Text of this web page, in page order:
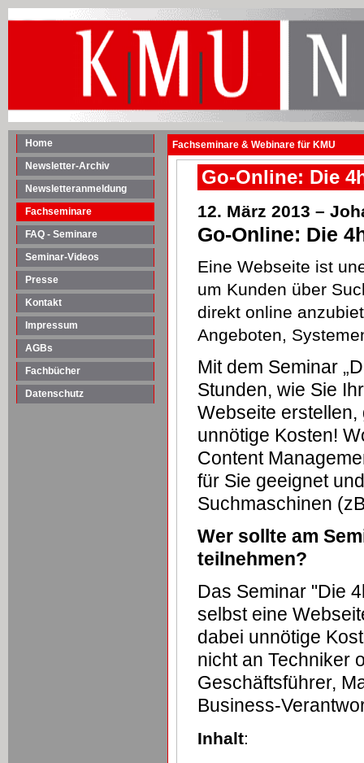
Home
Newsletter-Archiv
Newsletteranmeldung
Fachseminare
FAQ - Seminare
Seminar-Videos
Presse
Kontakt
Impressum
AGBs
Fachbücher
Datenschutz
Fachseminare & Webinare für KMU
Go-Online: Die
12. März 2013 –
Go-Online: Die
Eine Webseite ist
um Kunden über
direkt online
Angeboten,
Mit dem Seminar
Stunden, wie Sie
Webseite
unnötige Kosten!
Content
für Sie geeignet
Suchmaschinen
Wer sollte am
teilnehmen?
Das Seminar "Die
selbst eine
dabei unnötige
nicht an Techniker
Geschäftsführer,
Business-
Inhalt: